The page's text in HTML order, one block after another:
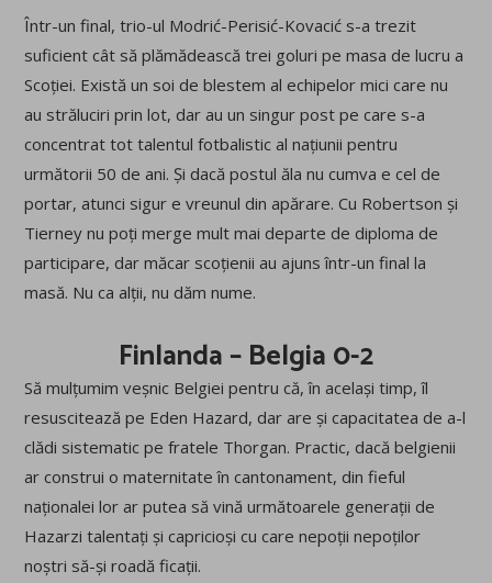
Într-un final, trio-ul Modrić-Perisić-Kovacić s-a trezit
suficient cât să plămădească trei goluri pe masa de lucru a
Scoției. Există un soi de blestem al echipelor mici care nu
au străluciri prin lot, dar au un singur post pe care s-a
concentrat tot talentul fotbalistic al națiunii pentru
următorii 50 de ani. Și dacă postul ăla nu cumva e cel de
portar, atunci sigur e vreunul din apărare. Cu Robertson și
Tierney nu poți merge mult mai departe de diploma de
participare, dar măcar scoțienii au ajuns într-un final la
masă. Nu ca alții, nu dăm nume.
Finlanda – Belgia 0-2
Să mulțumim veșnic Belgiei pentru că, în același timp, îl
resuscitează pe Eden Hazard, dar are și capacitatea de a-l
clădi sistematic pe fratele Thorgan. Practic, dacă belgienii
ar construi o maternitate în cantonament, din fieful
naționalei lor ar putea să vină următoarele generații de
Hazarzi talentați și capricioși cu care nepoții nepoților
noștri să-și roadă ficații.